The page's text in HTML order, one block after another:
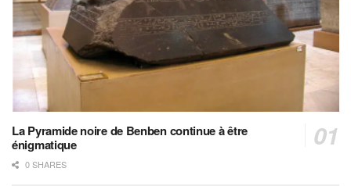
La Pyramide noire de Benben continue à être
énigmatique
0 SHARES